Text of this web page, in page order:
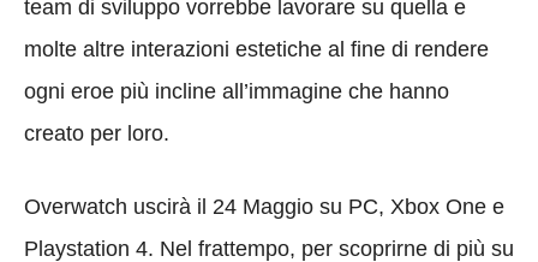
team di sviluppo vorrebbe lavorare su quella e
molte altre interazioni estetiche al fine di rendere
ogni eroe più incline all’immagine che hanno
creato per loro.
Overwatch uscirà il 24 Maggio su PC, Xbox One e
Playstation 4. Nel frattempo, per scoprirne di più su